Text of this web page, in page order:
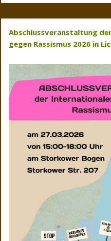
Abschlussveranstaltung
gegen Rassismus 2026 in